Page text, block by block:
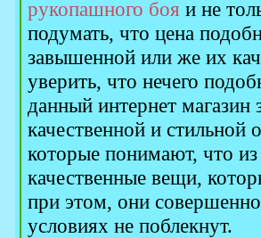
рукопашного боя и не
подумать, что цена
завышенной или же их
уверить, что нечего
данный интернет магазин
качественной и
которые понимают, что из
качественные вещи,
при этом, они
условиях не поблекнут.